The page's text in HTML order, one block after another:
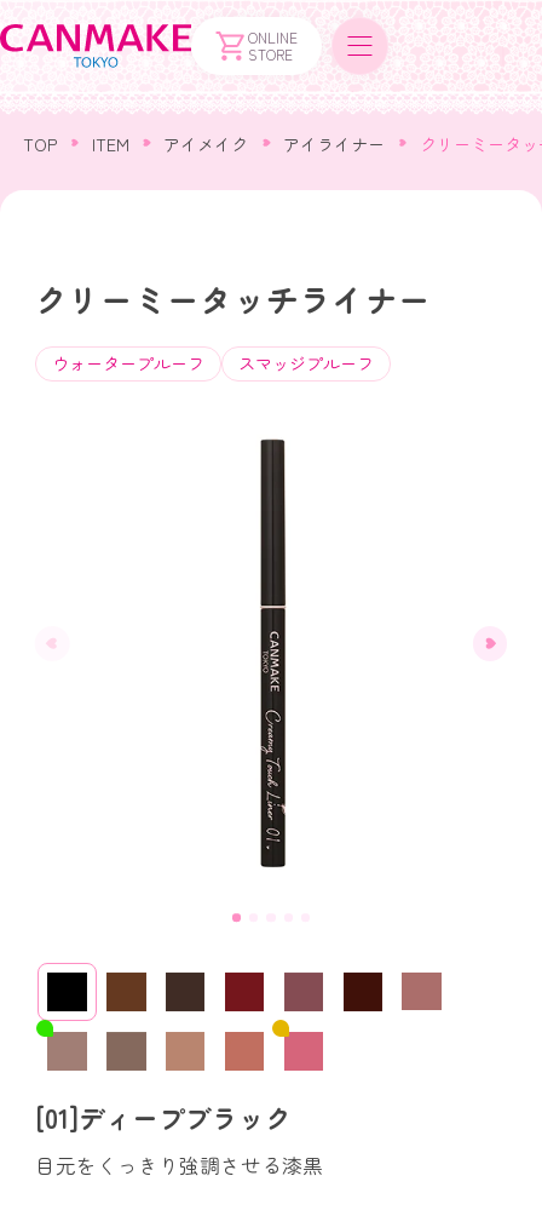
ONLINE
STORE
TOP ITEM アイメイク アイライナー クリーミータ
クリーミータッチライナー
ウォータープルーフ スマッジプルーフ
[01]ディープブラック
目元をくっきり強調させる漆黒